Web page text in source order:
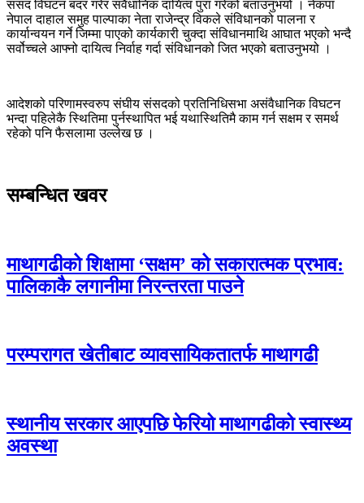
संसद विघटन बदर गरेर संवैधानिक दायित्व पुरा गरेको बताउनुभयो । नेकपा
नेपाल दाहाल समुह पाल्पाका नेता राजेन्द्र विकले संविधानको पालना र
कार्यान्वयन गर्ने जिम्मा पाएको कार्यकारी चुक्दा संविधानमाथि आघात भएको भन्दै
सर्वोच्चले आफ्नो दायित्व निर्वाह गर्दा संविधानको जित भएको बताउनुभयो ।
आदेशको परिणामस्वरुप संघीय संसदको प्रतिनिधिसभा असंवैधानिक विघटन
भन्दा पहिलेकै स्थितिमा पुर्नस्थापित भई यथास्थितिमै काम गर्न सक्षम र समर्थ
रहेको पनि फैसलामा उल्लेख छ ।
सम्बन्धित खवर
माथागढीको शिक्षामा ‘सक्षम’ को सकारात्मक प्रभाव:
पालिकाकै लगानीमा निरन्तरता पाउने
परम्परागत खेतीबाट व्यावसायिकतातर्फ माथागढी
स्थानीय सरकार आएपछि फेरियो माथागढीको स्वास्थ्य
अवस्था